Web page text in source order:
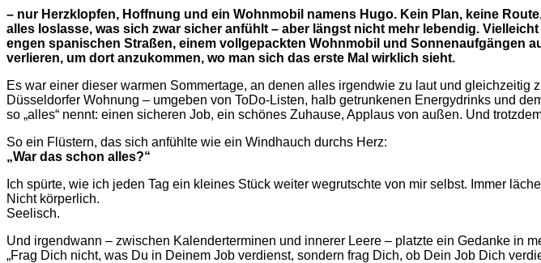
– nur Herzklopfen, Hoffnung und ein Wohnmobil namens Hugo. Kein Plan, keine
alles loslasse, was sich zwar sicher anfühlt – aber längst nicht mehr lebendig.
engen spanischen Straßen, einem vollgepackten Wohnmobil und Sonnenaufgängen
verlieren, um dort anzukommen, wo man sich das erste Mal wirklich sieht.
Es war einer dieser warmen Sommertage, an denen alles irgendwie zu laut und
Düsseldorfer Wohnung – umgeben von ToDo-Listen, halb getrunkenen Energydrinks und
so „alles“ nennt: einen sicheren Job, ein schönes Zuhause, Applaus von außen. Und
So ein Flüstern, das sich anfühlte wie ein Windhauch durchs Herz:
„War das schon alles?“
Ich spürte, wie ich jeden Tag ein kleines Stück weiter wegrutschte von mir selbst. Immer
Nicht körperlich.
Seelisch.
Und irgendwann – zwischen Kalenderterminen und innerer Leere – platzte ein Gedanke in
„Frag Dich nicht, was Du in Deinem Job verdienst, sondern frag Dich, ob Dein Job Dich